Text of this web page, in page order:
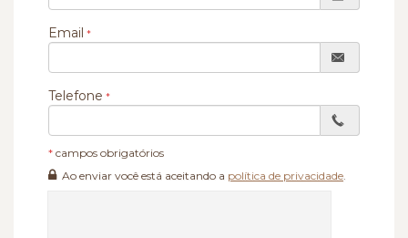
Email
Telefone
* campos obrigatórios
Ao enviar você está aceitando a política de privacidade.